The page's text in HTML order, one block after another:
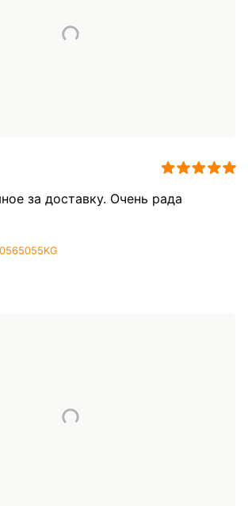
за доставку. Очень рада